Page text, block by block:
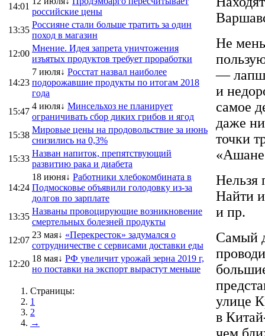
14:01
российские цены
13:35
Россияне стали больше тратить за один
поход в магазин
12:00
Мнение. Идея запрета уничтожения
изъятых продуктов требует проработки
14:23
7 июля↓ Росстат назвал наиболее
подорожавшие продукты по итогам 2018
года
15:47
4 июля↓ Минсельхоз не планирует
ограничивать сбор диких грибов и ягод
15:38
Мировые цены на продовольствие за июнь
снизились на 0,3%
15:33
Назван напиток, препятствующий
развитию рака и диабета
14:24
18 июня↓ Работники хлебокомбината в
Подмосковье объявили голодовку из-за
долгов по зарплате
13:35
Названы провоцирующие возникновение
смертельных болезней продукты
12:07
23 мая↓ «Перекресток» задумался о
сотрудничестве с сервисами доставки еды
12:20
18 мая↓ РФ увеличит урожай зерна 2019 г,
но поставки на экспорт вырастут меньше
Страницы:
1
2
→
Не
—
и
самое
даже
точки
Нельзя
Найти
и пр.
Самый
улице
в